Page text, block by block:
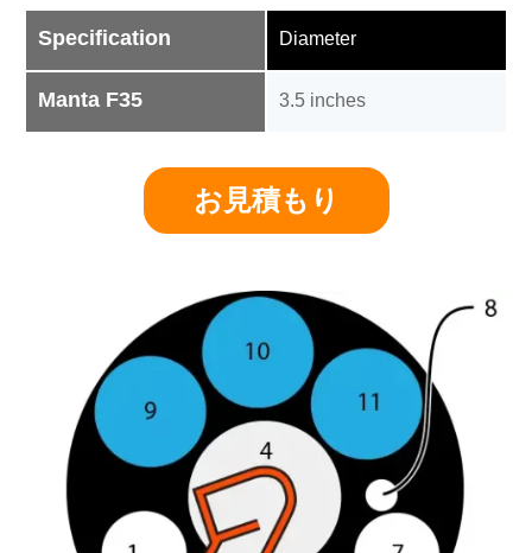
Specification
Manta F35
Diameter
3.5 inches
お見積もり